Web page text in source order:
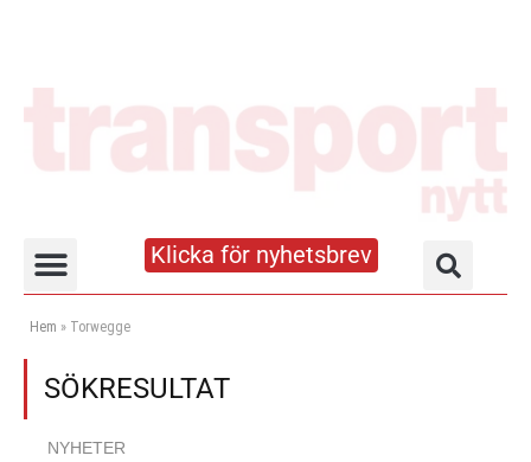
Klicka för nyhetsbrev
Hem » Torwegge
SÖKRESULTAT
NYHETER